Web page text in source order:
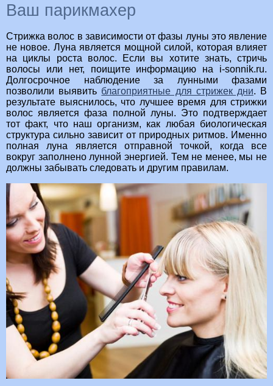
Ваш парикмахер
Стрижка волос в зависимости от фазы луны это явление
не новое. Луна является мощной силой, которая влияет
на циклы роста волос. Если вы хотите знать, стричь
волосы или нет, поищите информацию на i-sonnik.ru.
Долгосрочное наблюдение за лунными фазами
позволили выявить благоприятные для стрижек дни. В
результате выяснилось, что лучшее время для стрижки
волос является фаза полной луны. Это подтверждает
тот факт, что наш организм, как любая биологическая
структура сильно зависит от природных ритмов. Именно
полная луна является отправной точкой, когда все
вокруг заполнено лунной энергией. Тем не менее, мы не
должны забывать следовать и другим правилам.